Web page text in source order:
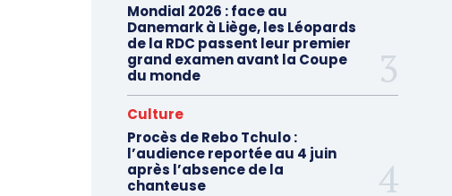
Mondial 2026 : face au
Danemark à Liège, les Léopards
de la RDC passent leur premier
grand examen avant la Coupe
du monde
Culture
Procès de Rebo Tchulo :
l’audience reportée au 4 juin
après l’absence de la
chanteuse